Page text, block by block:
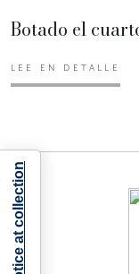
Botado el
LEE EN DETALLE
Notice at collection